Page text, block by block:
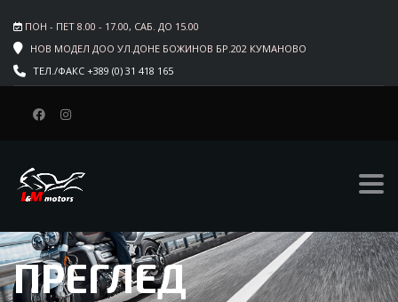
ПОН - ПЕТ 8.00 - 17.00, САБ. ДО 15.00
НОВ МОДЕЛ ДОО УЛ.ДОНЕ БОЖИНОВ БР.202 КУМАНОВО
ТЕЛ./ФАКС +389 (0) 31 418 165
ПРЕГЛЕД